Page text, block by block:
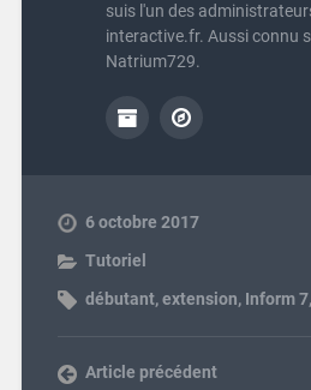
suis l'un des
interactive.fr. Aussi connu
Natrium729.
6 octobre 2017
Tutoriel
débutant,extension, Inform 7,
Article précédent